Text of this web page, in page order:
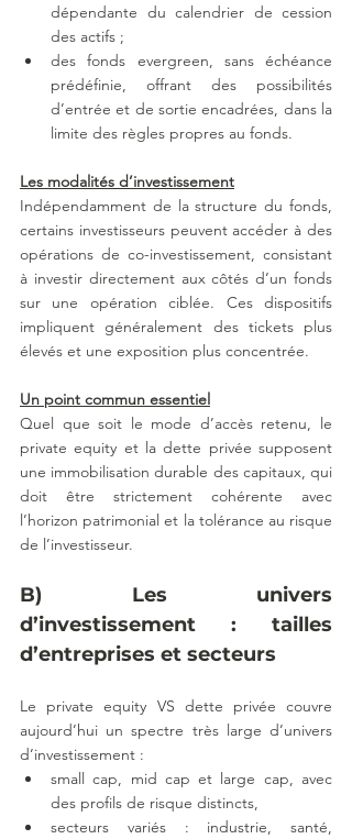
dépendante du calendrier de cession
des actifs ;
des fonds evergreen, sans échéance
prédéfinie, offrant des possibilités
d’entrée et de sortie encadrées, dans la
limite des règles propres au fonds.
Les modalités d’investissement
Indépendamment de la structure du fonds,
certains investisseurs peuvent accéder à des
opérations de co-investissement, consistant
à investir directement aux côtés d’un fonds
sur une opération ciblée. Ces dispositifs
impliquent généralement des tickets plus
élevés et une exposition plus concentrée.
Un point commun essentiel
Quel que soit le mode d’accès retenu, le
private equity et la dette privée supposent
une immobilisation durable des capitaux, qui
doit être strictement cohérente avec
l’horizon patrimonial et la tolérance au risque
de l’investisseur.
B) Les univers
d’investissement : tailles
d’entreprises et secteurs
Le private equity VS dette privée couvre
aujourd’hui un spectre très large d’univers
d’investissement :
small cap, mid cap et large cap, avec
des profils de risque distincts,
secteurs variés : industrie, santé,